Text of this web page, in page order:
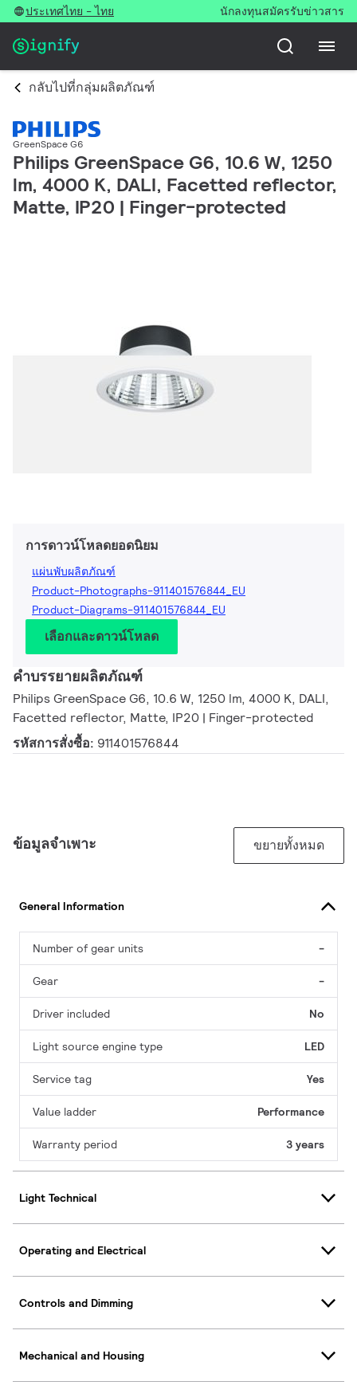
ประเทศไทย - ไทย นักลงทุนสมัครรับข่าวสาร
กลับไปที่กลุ่มผลิตภัณฑ์
GreenSpace G6
Philips GreenSpace G6, 10.6 W, 1250
lm, 4000 K, DALI, Facetted reflector,
Matte, IP20 | Finger-protected
การดาวน์โหลดยอดนิยม
แผ่นพับผลิตภัณฑ์
Product-Photographs-911401576844_EU
Product-Diagrams-911401576844_EU
เลือกและดาวน์โหลด
คำบรรยายผลิตภัณฑ์
Philips GreenSpace G6, 10.6 W, 1250 lm, 4000 K, DALI,
Facetted reflector, Matte, IP20 | Finger-protected
รหัสการสั่งซื้อ: 911401576844
ข้อมูลจำเพาะ ขยายทั้งหมด
General Information
Number of gear units -
Gear -
Driver included No
Light source engine type LED
Service tag Yes
Value ladder Performance
Warranty period 3 years
Light Technical
Operating and Electrical
Controls and Dimming
Mechanical and Housing